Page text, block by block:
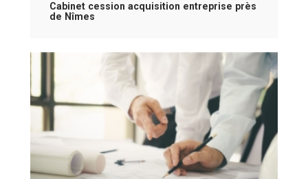
Cabinet cession acquisition entreprise près
de Nîmes